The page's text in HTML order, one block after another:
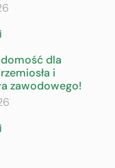
dla
i
zawodowego!